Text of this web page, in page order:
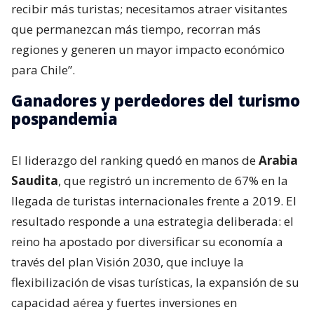
recibir más turistas; necesitamos atraer visitantes
que permanezcan más tiempo, recorran más
regiones y generen un mayor impacto económico
para Chile”.
Ganadores y perdedores del turismo
pospandemia
El liderazgo del ranking quedó en manos deArabia
Saudita, que registró un incremento de 67% en la
llegada de turistas internacionales frente a 2019. El
resultado responde a una estrategia deliberada: el
reino ha apostado por diversificar su economía a
través del plan Visión 2030, que incluye la
flexibilización de visas turísticas, la expansión de su
capacidad aérea y fuertes inversiones en